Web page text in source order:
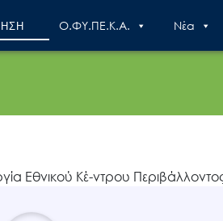
Ο.ΦΥ.ΠΕ.Κ.Α. Nέα
Εθνικού Κέ-ντρου